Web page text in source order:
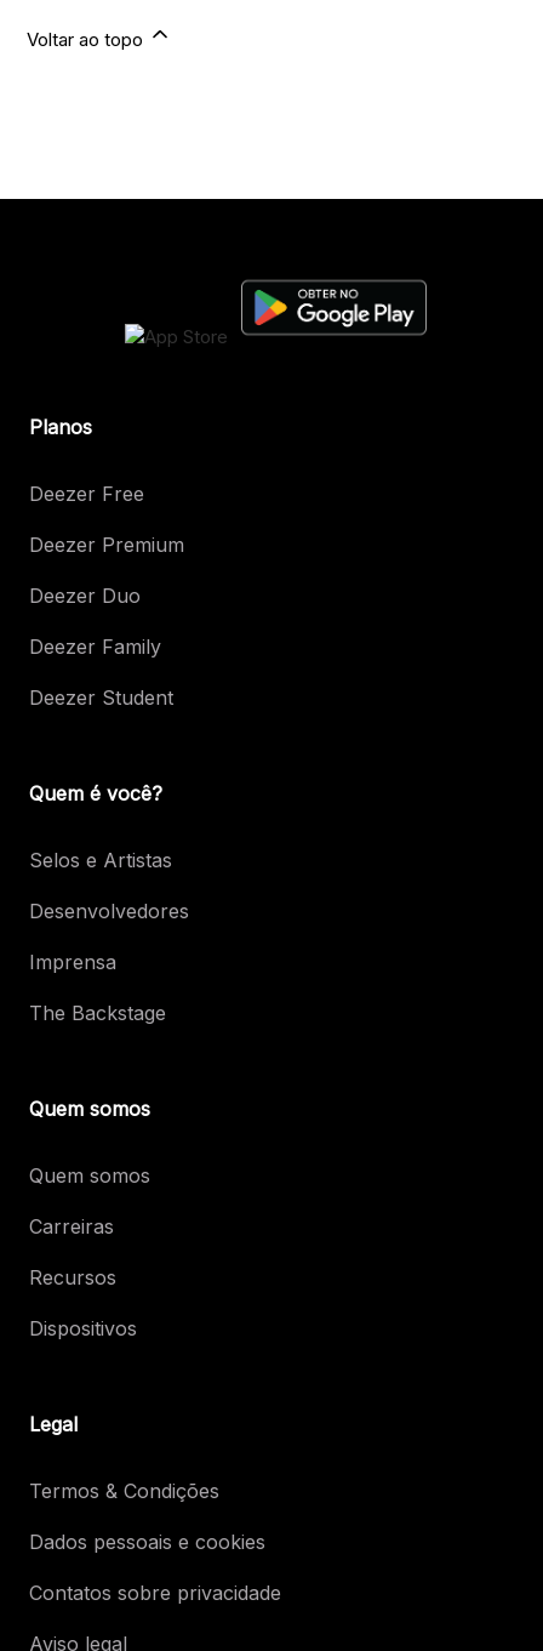
Voltar ao topo
Planos
Deezer Free
Deezer Premium
Deezer Duo
Deezer Family
Deezer Student
Quem é você?
Selos e Artistas
Desenvolvedores
Imprensa
The Backstage
Quem somos
Quem somos
Carreiras
Recursos
Dispositivos
Legal
Termos & Condições
Dados pessoais e cookies
Contatos sobre privacidade
Aviso legal